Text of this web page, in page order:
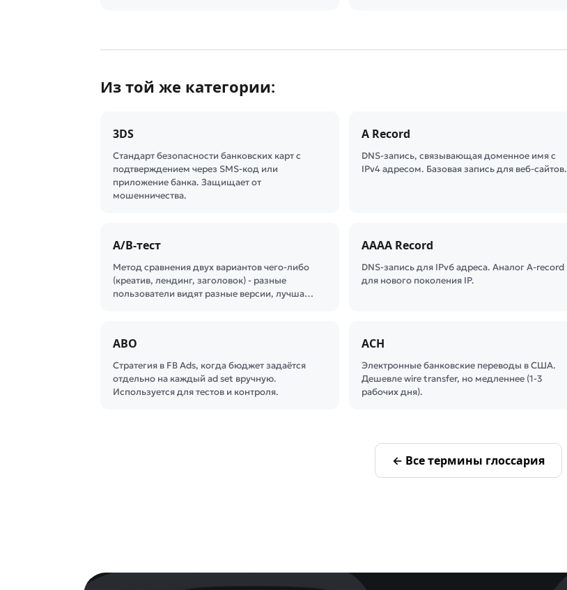
Из той же категории:
3DS
Стандарт безопасности банковских карт с
подтверждением через SMS-код или
приложение банка. Защищает от
мошенничества.
A Record
DNS-запись, связывающая доменное имя с
IPv4 адресом. Базовая запись для веб-сайтов.
A/B-тест
Метод сравнения двух вариантов чего-либо
(креатив, лендинг, заголовок) - разные
пользователи видят разные версии, лучша…
AAAA Record
DNS-запись для IPv6 адреса. Аналог A-record
для нового поколения IP.
ABO
Стратегия в FB Ads, когда бюджет задаётся
отдельно на каждый ad set вручную.
Используется для тестов и контроля.
ACH
Электронные банковские переводы в США.
Дешевле wire transfer, но медленнее (1-3
рабочих дня).
← Все термины глоссария